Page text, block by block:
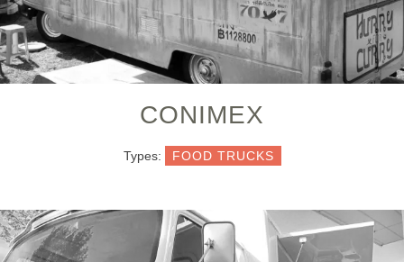
CONIMEX
Types: FOOD TRUCKS